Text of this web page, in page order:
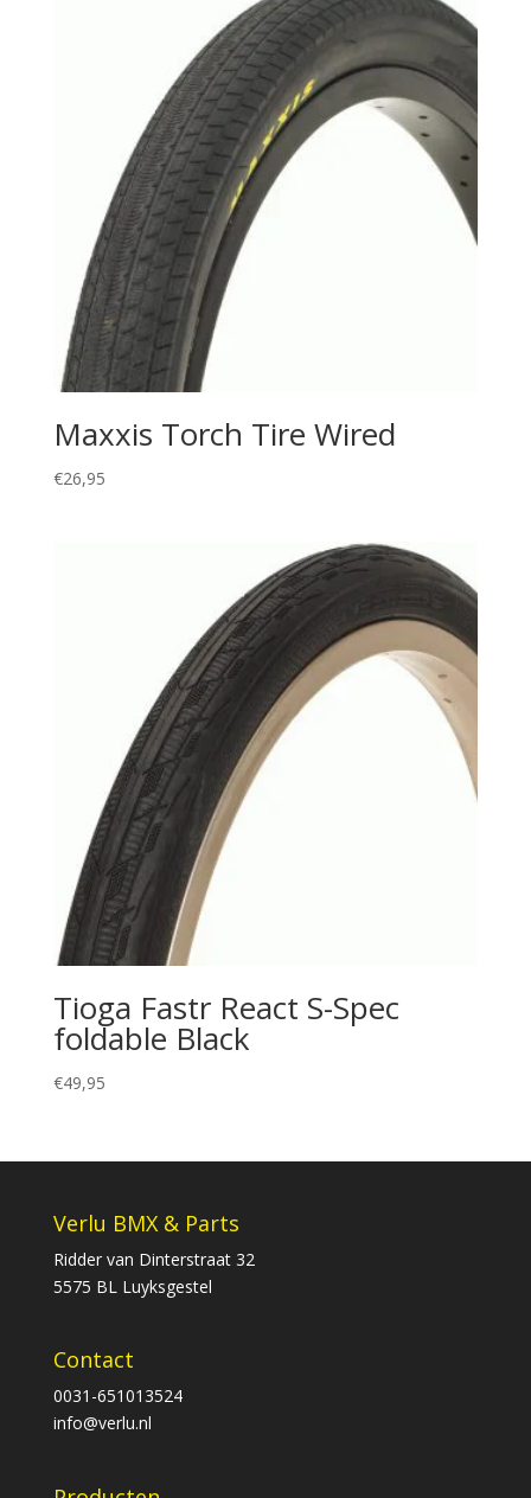
Maxxis Torch Tire Wired
€26,95
Tioga Fastr React S-Spec
foldable Black
€49,95
Verlu BMX & Parts
Ridder van Dinterstraat 32
5575 BL Luyksgestel
Contact
0031-651013524
info@verlu.nl